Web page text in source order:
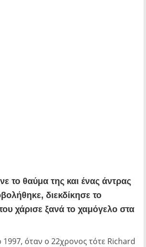
το θαύμα της και ένας άντρας
διεκδίκησε το
χάρισε ξανά το χαμόγελο στα
1997, όταν ο 22χρονος τότε Richard